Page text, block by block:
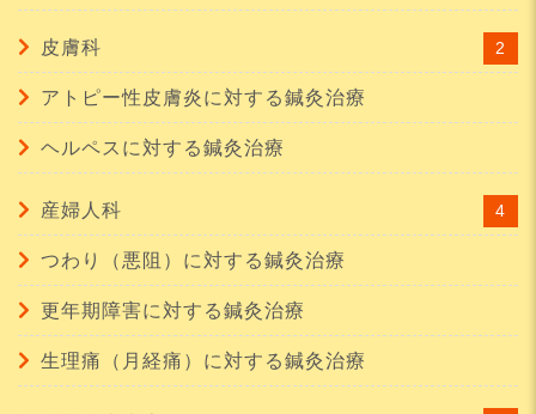
皮膚科 2
アトピー性皮膚炎に対する鍼灸治療
ヘルペスに対する鍼灸治療
産婦人科 4
つわり（悪阻）に対する鍼灸治療
更年期障害に対する鍼灸治療
生理痛（月経痛）に対する鍼灸治療